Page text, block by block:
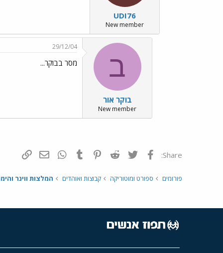
UDI76
New member
ב
בוקר אור
New member
29/12/04
מסר בבוקר...
Share: פייסבוק Twitter
Reddit
Pinterest
Tumblr
WhatsAppדואר אלקטרוני
פורומים ספורט ומוטוריקה קבוצות ואוהדים המלצות ווינר